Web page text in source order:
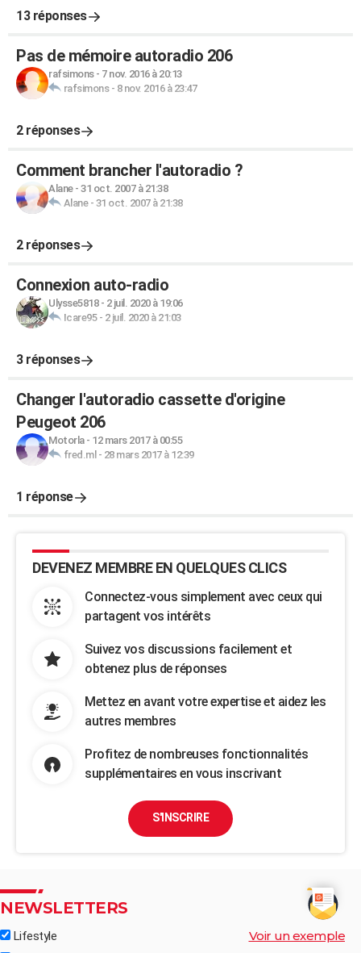
13 réponses
Pas de mémoire autoradio 206
rafsimons- 7 nov. 2016 à 20:13
rafsimons- 8 nov. 2016 à 23:47
2 réponses
Comment brancher l'autoradio ?
Alane- 31 oct. 2007 à 21:38
Alane- 31 oct. 2007 à 21:38
2 réponses
Connexion auto-radio
Ulysse5818- 2 juil. 2020 à 19:06
Icare95- 2 juil. 2020 à 21:03
3 réponses
Changer l'autoradio cassette d'origine
Peugeot 206
Motorla- 12 mars 2017 à 00:55
fred.ml - 28 mars 2017 à 12:39
1 réponse
DEVENEZ MEMBRE EN QUELQUES CLICS
Connectez-vous simplement avec ceux qui
partagent vos intérêts
Suivez vos discussions facilement et
obtenez plus de réponses
Mettez en avant votre expertise et aidez les
autres membres
Profitez de nombreuses fonctionnalités
supplémentaires en vous inscrivant
S'INSCRIRE
NEWSLETTERS
Lifestyle Voir un exemple